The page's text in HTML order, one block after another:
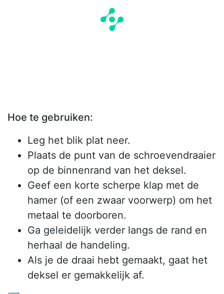
Hoe te gebruiken:
Leg het blik plat neer.
Plaats de punt van de schroevendraaier
op de binnenrand van het deksel.
Geef een korte scherpe klap met de
hamer (of een zwaar voorwerp) om het
metaal te doorboren.
Ga geleidelijk verder langs de rand en
herhaal de handeling.
Als je de draai hebt gemaakt, gaat het
deksel er gemakkelijk af.